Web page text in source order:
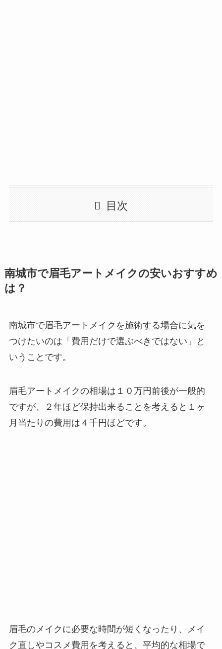
目次
南城市で眉毛アートメイクの安いおすすめ
は？
南城市で眉毛アートメイクを施術する場合に気を
つけたいのは 「費用だけで選ぶべきではない」と
いうことです。
眉毛アートメイクの相場は１０万円前後が一般的
ですが、２年ほど保持出来ることを考えると１ヶ
月当たりの費用は４千円ほどです。
眉毛のメイクに必要な時間が短くなったり、メイ
ク直しやコスメ費用を考えると、平均的な相場で